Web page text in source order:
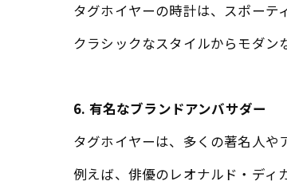
タグホイヤーの時計は、スポーテ
クラシックなスタイルからモダン
6. 有名なブランドアンバサダー
タグホイヤーは、多くの著名人や
例えば、俳優のレオナルド・ディ